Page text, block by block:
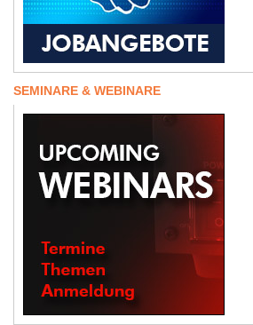
SEMINARE & WEBINARE